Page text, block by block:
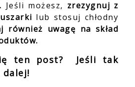
Jeśli możesz, zrezygnuj z
lub stosuj chłodny
również uwagę na skład
ten post? Jeśli tak